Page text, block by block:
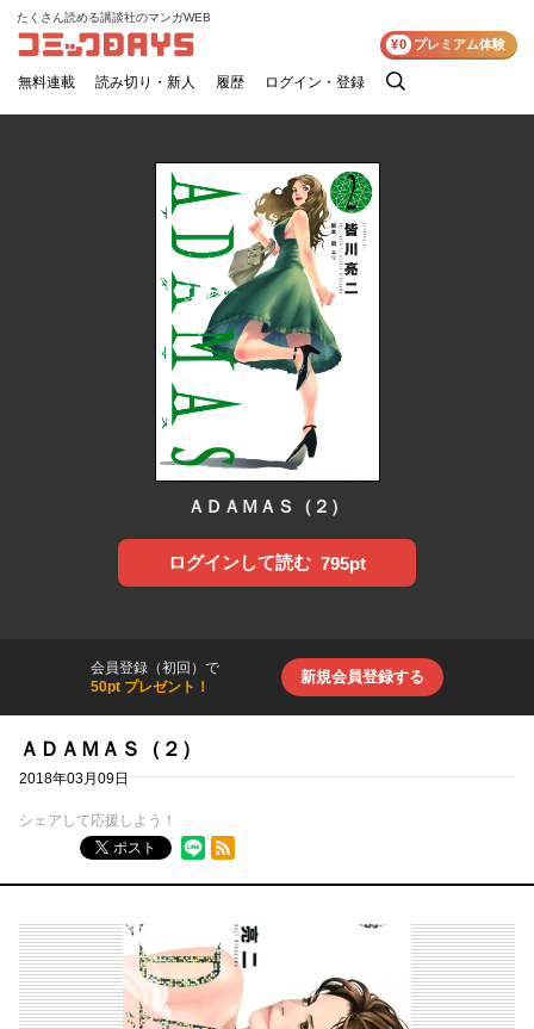
コミックDAYS
たくさん読める講談社のマンガWEB
無料連載 読み切り・新人 履歴 ログイン・登録
検
¥0 プレミアム体験
ＡＤＡＭＡＳ（２）
ログインして読む 795pt
会員登録（初回）で
50pt プレゼント！
新規会員登録する
ＡＤＡＭＡＳ（２）
2018年03月09日
シェアして応援しよう！
ポスト
RSSフィード